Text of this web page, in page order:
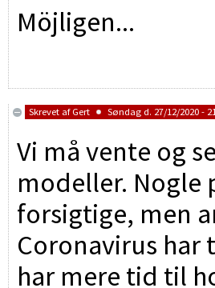
Möjligen...
Skrevet af Gert Søndag d. 27/12/2020 -
Vi må vente og
modeller.
forsigtige, men
Coronavirus har
har mere tid til